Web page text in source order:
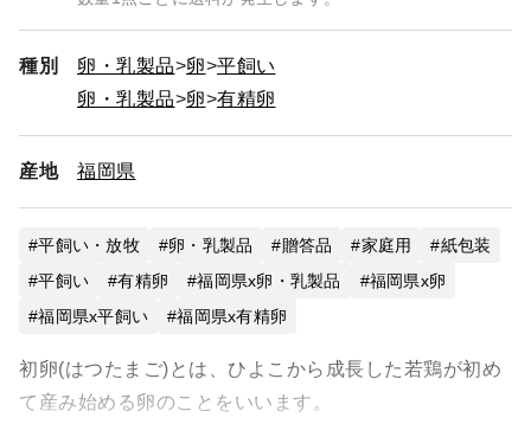
種別 卵・乳製品 卵
平飼い
卵・乳製品
卵 有精卵
産地 福岡県
平飼い・放牧 卵・乳製品 贈答品 家庭用
紙包装
平飼い
有精卵 福岡県x卵・乳製品
福岡県x卵
福岡県x平飼い
福岡県x有精卵
初卵(はつたまご)とは、ひよこから成長した若鶏が初め
て産み始める卵のことをいいます。